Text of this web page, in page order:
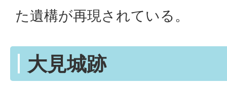
た遺構が再現されている。
大見城跡